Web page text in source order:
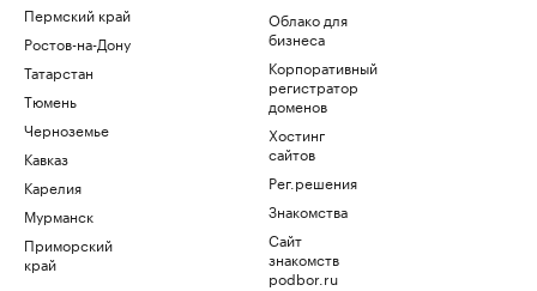
Пермский край
Ростов-на-Дону
Татарстан
Тюмень
Черноземье
Кавказ
Карелия
Мурманск
Приморский
край
Облако для
бизнеса
Корпоративный
регистратор
доменов
Хостинг
сайтов
Рег.решения
Знакомства
Сайт
знакомств
podbor.ru